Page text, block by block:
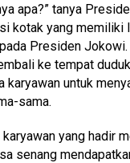
apa?” tanya
kotak yang memiliki
Presiden
ke tempat
karyawan untuk
sama.
yang hadir
senang